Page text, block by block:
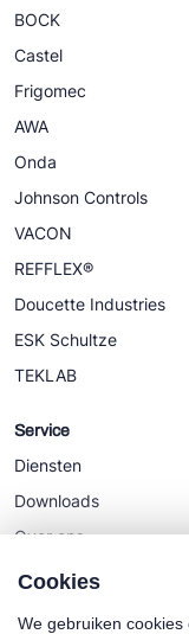
BOCK
Castel
Frigomec
AWA
Onda
Johnson Controls
VACON
REFFLEX®
Doucette Industries
ESK Schultze
TEKLAB
Service
Diensten
Downloads
Over ons
Nieuws
Cookies
We gebruiken